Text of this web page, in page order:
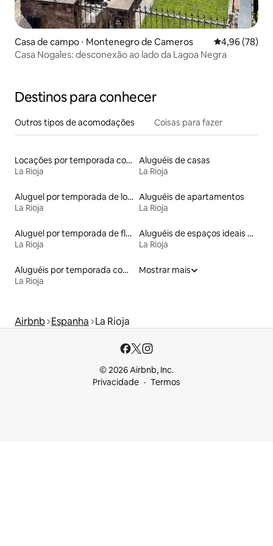
Casa de campo ⋅ Montenegro de Cameros 4,96 de uma
4,96 (78)
Casa Nogales: desconexão ao lado da Lagoa Negra
Destinos para conhecer
Outros tipos de acomodações Coisas para fazer
Locações por temporada com piscina
La Rioja
Aluguéis de casas
La Rioja
Aluguel por temporada de lofts
La Rioja
Aluguéis de apartamentos
La Rioja
Aluguel por temporada de flats
La Rioja
Aluguéis de espaços ideais para famílias
La Rioja
Aluguéis por temporada com café da manhã
La Rioja
Mostrar mais
Airbnb Espanha La Rioja
© 2026 Airbnb, Inc.
Privacidade
Termos